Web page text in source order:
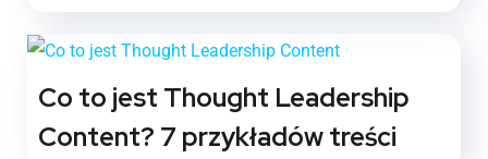
Co to jest Thought Leadership
Content? 7 przykładów treści